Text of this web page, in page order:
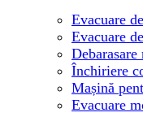
Evacuare
Evacuare
Închiriere
Mașină
Evacuare